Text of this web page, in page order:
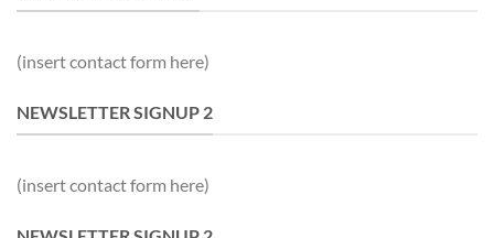
(insert contact form here)
NEWSLETTER SIGNUP 2
(insert contact form here)